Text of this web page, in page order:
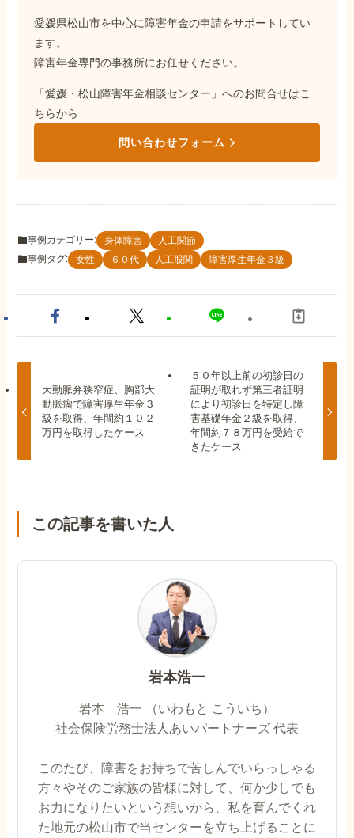
愛媛県松山市を中心に障害年金の申請をサポートしてい
ます。
障害年金専門の事務所にお任せください。
「愛媛・松山障害年金相談センター」へのお問合せはこ
ちらから
問い合わせフォーム
事例カテゴリー: 身体障害
人工関節
事例タグ:
女性 ６０代 人工股関 障害厚生年金３級
大動脈弁狭窄症、胸部大
動脈瘤で障害厚生年金３
級を取得、年間約１０２
万円を取得したケース
５０年以上前の初診日の
証明が取れず第三者証明
により初診日を特定し障
害基礎年金２級を取得、
年間約７８万円を受給で
きたケース
この記事を書いた人
岩本浩一
岩本 浩一 （いわもと こういち）
社会保険労務士法人あいパートナーズ 代表
このたび、障害をお持ちで苦しんでいらっしゃる
方々やそのご家族の皆様に対して、何か少しでも
お力になりたいという想いから、私を育んでくれ
た地元の松山市で当センターを立ち上げることに